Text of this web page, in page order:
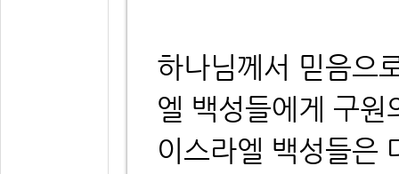
하나님께서 믿음으
엘 백성들에게 구원
이스라엘 백성들은